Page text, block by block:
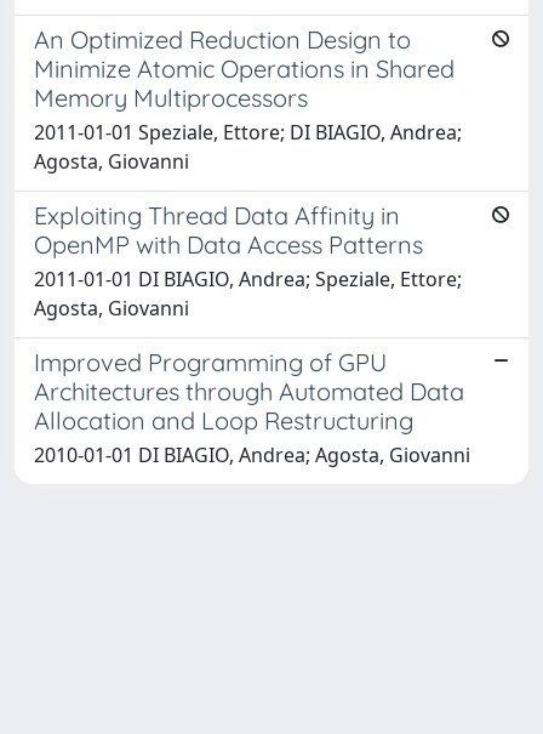
An Optimized Reduction Design to
Minimize Atomic Operations in Shared
Memory Multiprocessors
2011-01-01 Speziale, Ettore; DI BIAGIO, Andrea;
Agosta, Giovanni
Exploiting Thread Data Affinity in
OpenMP with Data Access Patterns
2011-01-01 DI BIAGIO, Andrea; Speziale, Ettore;
Agosta, Giovanni
Improved Programming of GPU
Architectures through Automated Data
Allocation and Loop Restructuring
2010-01-01 DI BIAGIO, Andrea; Agosta, Giovanni